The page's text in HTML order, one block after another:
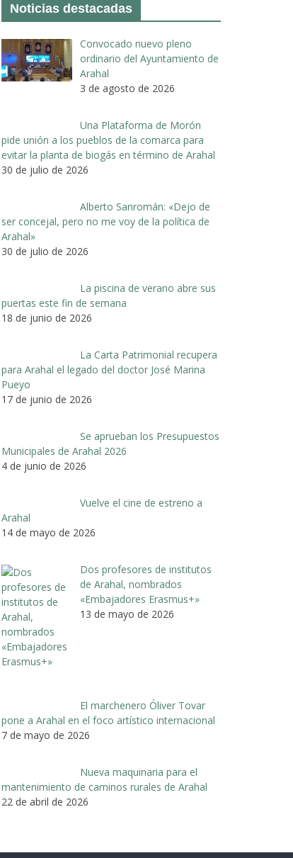
Noticias destacadas
Convocado nuevo pleno
ordinario del Ayuntamiento de
Arahal
3 de agosto de 2026
Una Plataforma de Morón
pide unión a los pueblos de la comarca para
evitar la planta de biogás en término de Arahal
30 de julio de 2026
Alberto Sanromán: «Dejo de
ser concejal, pero no me voy de la política de
Arahal»
30 de julio de 2026
La piscina de verano abre sus
puertas este fin de semana
18 de junio de 2026
La Carta Patrimonial recupera
para Arahal el legado del doctor José Marina
Pueyo
17 de junio de 2026
Se aprueban los Presupuestos
Municipales de Arahal 2026
4 de junio de 2026
Vuelve el cine de estreno a
Arahal
14 de mayo de 2026
Dos profesores de institutos
de Arahal, nombrados
«Embajadores Erasmus+»
13 de mayo de 2026
El marchenero Óliver Tovar
pone a Arahal en el foco artístico internacional
7 de mayo de 2026
Nueva maquinaria para el
mantenimiento de caminos rurales de Arahal
22 de abril de 2026